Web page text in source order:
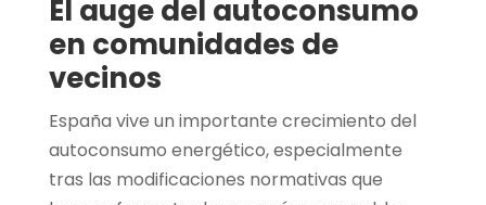
El auge del autoconsumo
en comunidades de
vecinos
España vive un importante crecimiento del
autoconsumo energético, especialmente
tras las modificaciones normativas que